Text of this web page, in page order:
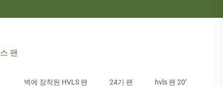
스 팬
벽에 장착된 HVLS 팬 24기 팬 hvls 팬 20’